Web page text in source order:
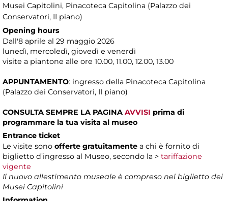
Musei Capitolini, Pinacoteca Capitolina (Palazzo dei
Conservatori, II piano)
Opening hours
Dall'8 aprile al 29 maggio 2026
lunedì, mercoledì, giovedì e venerdì
visite a piantone alle ore 10.00, 11.00, 12.00, 13.00
APPUNTAMENTO: ingresso della Pinacoteca Capitolina
(Palazzo dei Conservatori, II piano)
CONSULTA SEMPRE LA PAGINA AVVISI prima di
programmare la tua visita al museo
Entrance ticket
Le visite sono offerte gratuitamente a chi è fornito di
biglietto d’ingresso al Museo, secondo la > tariffazione
vigente
Il nuovo allestimento museale è compreso nel biglietto dei
Musei Capitolini